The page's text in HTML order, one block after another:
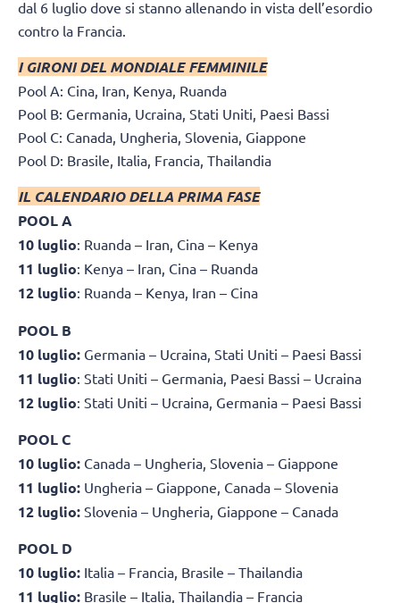
dal 6 luglio dove si stanno allenando in vista dell’esordio
contro la Francia.
I GIRONI DEL MONDIALE FEMMINILE
Pool A: Cina, Iran, Kenya, Ruanda
Pool B: Germania, Ucraina, Stati Uniti, Paesi Bassi
Pool C: Canada, Ungheria, Slovenia, Giappone
Pool D: Brasile, Italia, Francia, Thailandia
IL CALENDARIO DELLA PRIMA FASE
POOL A
10 luglio: Ruanda – Iran, Cina – Kenya
11 luglio: Kenya – Iran, Cina – Ruanda
12 luglio: Ruanda – Kenya, Iran – Cina
POOL B
10 luglio: Germania – Ucraina, Stati Uniti – Paesi Bassi
11 luglio: Stati Uniti – Germania, Paesi Bassi – Ucraina
12 luglio: Stati Uniti – Ucraina, Germania – Paesi Bassi
POOL C
10 luglio: Canada – Ungheria, Slovenia – Giappone
11 luglio: Ungheria – Giappone, Canada – Slovenia
12 luglio: Slovenia – Ungheria, Giappone – Canada
POOL D
10 luglio: Italia – Francia, Brasile – Thailandia
11 luglio: Brasile – Italia, Thailandia – Francia